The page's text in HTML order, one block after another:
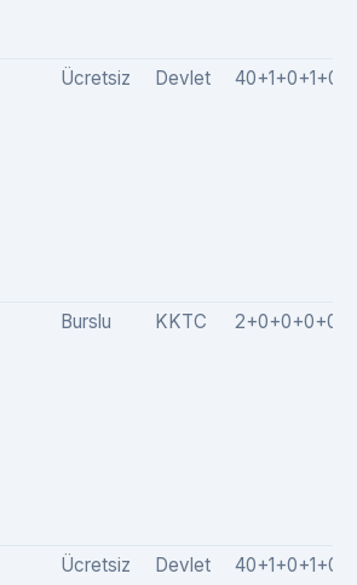
Ücretsiz Devlet 40+1+0+1+0
Burslu KKTC 2+0+0+0+0
Ücretsiz Devlet 40+1+0+1+0